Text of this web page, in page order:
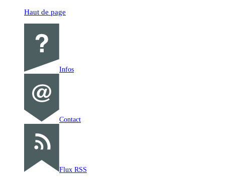
Haut de page
Infos
Contact
Flux RSS